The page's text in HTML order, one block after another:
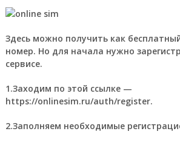
Здесь можно получить как
номер. Но для начала нужно
сервисе.
1.Заходим по этой ссылке —
https://onlinesim.ru/auth/register.
2.Заполняем необходимые